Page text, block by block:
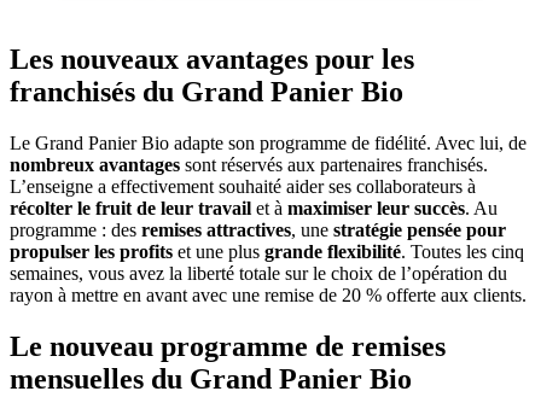
Les nouveaux avantages pour les
franchisés du Grand Panier Bio
Le Grand Panier Bio adapte son programme de fidélité. Avec lui, de
nombreux avantages sont réservés aux partenaires franchisés.
L’enseigne a effectivement souhaité aider ses collaborateurs à
récolter le fruit de leur travail et à maximiser leur succès. Au
programme : des remises attractives, une stratégie pensée pour
propulser les profits et une plus grande flexibilité. Toutes les cinq
semaines, vous avez la liberté totale sur le choix de l’opération du
rayon à mettre en avant avec une remise de 20 % offerte aux clients.
Le nouveau programme de remises
mensuelles du Grand Panier Bio